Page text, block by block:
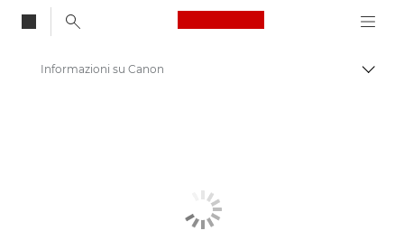
Canon Logo, back
Informazioni su Canon